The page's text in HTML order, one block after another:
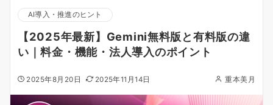
AI導入・推進のヒント
【2025年最新】Gemini無料版と有料版の違
い｜料金・機能・法人導入のポイント
2025年8月20日 2025年11月14日 重本美月